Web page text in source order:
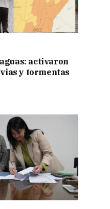
activaron
y tormentas